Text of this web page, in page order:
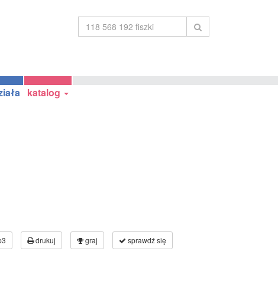
katalog
drukuj graj sprawdź się